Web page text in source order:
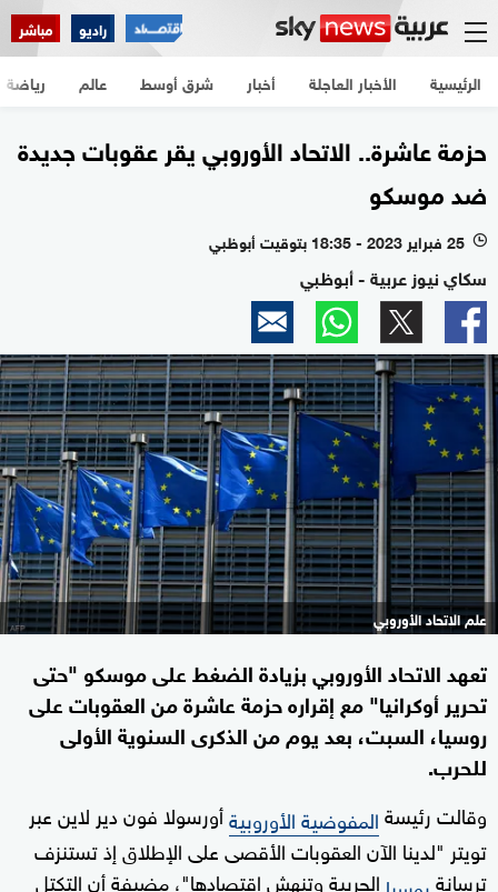
راديو مباشر
الرئيسية الأخبار العاجلة أخبار شرق أوسط عالم رياضة
حزمة عاشرة.. الاتحاد الأوروبي يقر عقوبات جديدة
ضد موسكو
l 25 فبراير 2023 - 18:35 بتوقيت أبوظبي
سكاي نيوز عربية - أبوظبي
علم الاتحاد الأوروبي
تعهد الاتحاد الأوروبي بزيادة الضغط على موسكو "حتى
تحرير أوكرانيا" مع إقراره حزمة عاشرة من العقوبات على
روسيا، السبت، بعد يوم من الذكرى السنوية الأولى
للحرب.
وقالت رئيسةالمفوضية الأوروبيةأورسولا فون دير لاين عبر
تويتر "لدينا الآن العقوبات الأقصى على الإطلاق إذ تستنزف
ترسانة
الحربية وتنهش اقتصادها"، مضيفة أن التكتل